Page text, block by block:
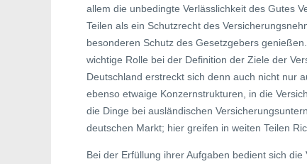
allem die unbedingte Verlässlichkeit des Gutes
Teilen als ein Schutzrecht des
besonderen Schutz des Gesetzgebers
wichtige Rolle bei der Definition der Ziele der
Deutschland erstreckt sich denn auch nicht nur
ebenso etwaige Konzernstrukturen, in die
die Dinge bei ausländischen
deutschen Markt; hier greifen in weiten Teilen
Bei der Erfüllung ihrer Aufgaben bedient sich